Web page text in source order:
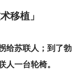
移植」
给苏联人；到了勃
人一台轮椅。